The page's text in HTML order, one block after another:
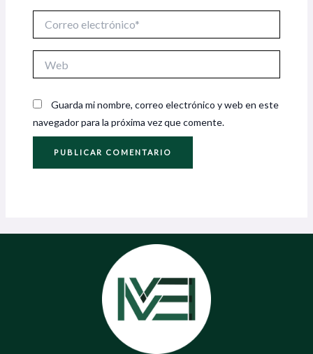
electrónico*
Guarda mi nombre, correo electrónico y web en este
navegador para la próxima vez que comente.